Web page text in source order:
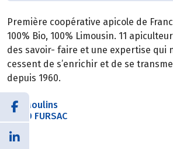
Première coopérative apicole de
100% Bio, 100% Limousin. 11
des savoir- faire et une expertise qui
cessent de s’enrichir et de se
depuis 1960.
Les Moulins
23290 FURSAC